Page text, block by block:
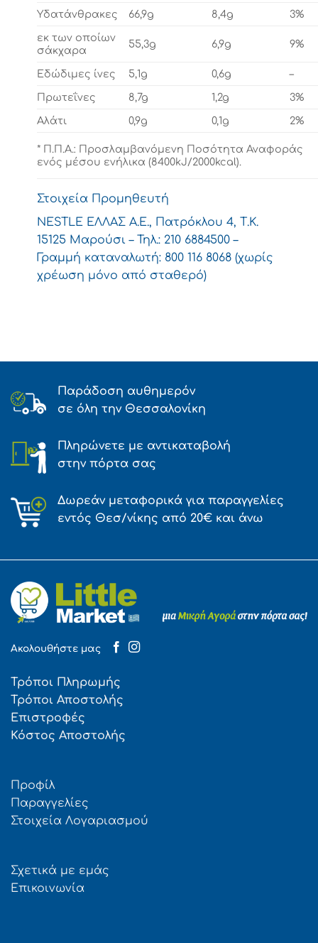
Υδατάνθρακες 66,9g 8,4g 3%
εκ των οποίων
σάκχαρα
55,3g 6,9g 9%
Εδώδιμες ίνες 5,1g 0,6g –
Πρωτεΐνες 8,7g 1,2g 3%
Αλάτι 0,9g 0,1g 2%
* Π.Π.Α.: Προσλαμβανόμενη Ποσότητα Αναφοράς
ενός μέσου ενήλικα (8400kJ/2000kcal).
Στοιχεία Προμηθευτή
NESTLE ΕΛΛΑΣ Α.Ε., Πατρόκλου 4, Τ.Κ.
15125 Μαρούσι – Τηλ.: 210 6884500 –
Γραμμή καταναλωτή: 800 116 8068 (χωρίς
χρέωση μόνο από σταθερό)
Παράδοση αυθημερόν
σε όλη την Θεσσαλονίκη
Πληρώνετε με αντικαταβολή
στην πόρτα σας
Δωρεάν μεταφορικά για παραγγελίες
εντός Θεσ/νίκης από 20€ και άνω
Ακολουθήστε μας
Τρόποι Πληρωμής
Τρόποι Αποστολής
Επιστροφές
Κόστος Αποστολής
Προφίλ
Παραγγελίες
Στοιχεία Λογαριασμού
Σχετικά με εμάς
Επικοινωνία